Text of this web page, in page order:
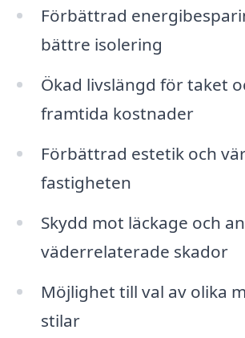
Förbättrad
bättre isolering
Ökad livslängd för taket
framtida kostnader
Förbättrad estetik och
fastigheten
Skydd mot läckage och
väderrelaterade skador
Möjlighet till val av olika
stilar